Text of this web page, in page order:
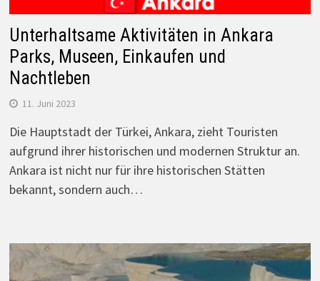
Unterhaltsame Aktivitäten in Ankara
Parks, Museen, Einkaufen und
Nachtleben
11. Juni 2023
Die Hauptstadt der Türkei, Ankara, zieht Touristen
aufgrund ihrer historischen und modernen Struktur an.
Ankara ist nicht nur für ihre historischen Stätten
bekannt, sondern auch…